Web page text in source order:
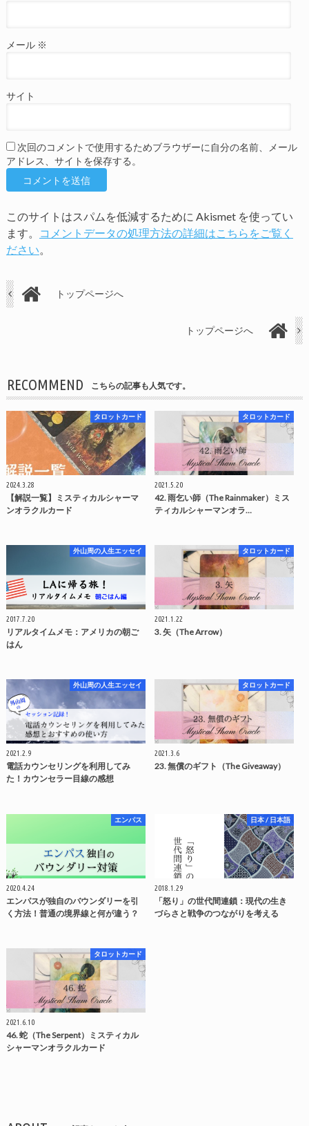
メール ※
サイト
次回のコメントで使用するためブラウザーに自分の名前、メール
アドレス、サイトを保存する。
このサイトはスパムを低減するために Akismet を使ってい
ます。
コメントデータの処理方法の詳細はこちらをご覧く
ださい。
トップページへ
トップページへ
RECOMMEND こちらの記事も人気です。
タロットカード
2024.3.28
【解説一覧】ミスティカルシャーマ
ンオラクルカード
タロットカード
2021.5.20
42. 雨乞い師（The Rainmaker）ミス
ティカルシャーマンオラ…
外山周の人生エッセイ
2017.7.20
リアルタイムメモ：アメリカの朝ご
はん
タロットカード
2021.1.22
3. 矢（The Arrow）
外山周の人生エッセイ
2021.2.9
電話カウンセリングを利用してみ
た！カウンセラー目線の感想
タロットカード
2021.3.6
23. 無償のギフト（The Giveaway）
エンパス
2020.4.24
エンパスが独自のバウンダリーを引
く方法！普通の境界線と何が違う？
日本 / 日本語
2018.1.29
「怒り」の世代間連鎖：現代の生き
づらさと戦争のつながりを考える
タロットカード
2021.6.10
46. 蛇（The Serpent）ミスティカル
シャーマンオラクルカード